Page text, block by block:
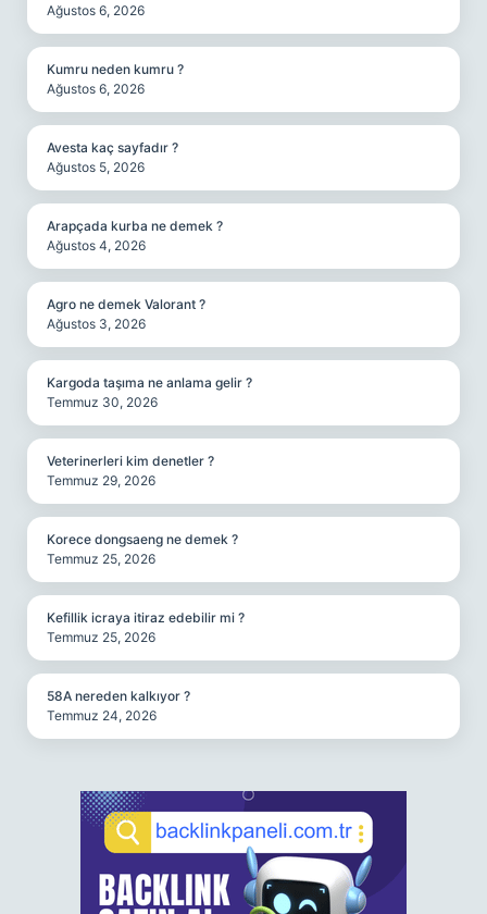
Ağustos 6, 2026
Kumru neden kumru ?
Ağustos 6, 2026
Avesta kaç sayfadır ?
Ağustos 5, 2026
Arapçada kurba ne demek ?
Ağustos 4, 2026
Agro ne demek Valorant ?
Ağustos 3, 2026
Kargoda taşıma ne anlama gelir ?
Temmuz 30, 2026
Veterinerleri kim denetler ?
Temmuz 29, 2026
Korece dongsaeng ne demek ?
Temmuz 25, 2026
Kefillik icraya itiraz edebilir mi ?
Temmuz 25, 2026
58A nereden kalkıyor ?
Temmuz 24, 2026